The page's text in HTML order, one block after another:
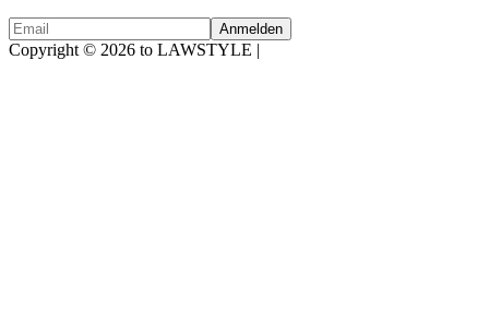
Copyright © 2026 to LAWSTYLE |